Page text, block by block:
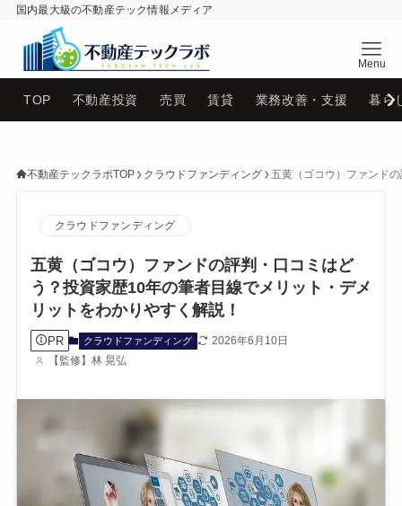
国内最大級の不動産テック情報メディア
不動産テックラボ
TOP 不動産投資 売買 賃貸 業務改善・支援 暮ら
不動産テックラボTOP クラウドファンディング 五黄（ゴコウ）ファンド
クラウドファンディング
五黄（ゴコウ）ファンドの評判・口コミはど
う？投資家歴10年の筆者目線でメリット・デメ
リットをわかりやすく解説！
PR クラウドファンディング
2026年6月10日
【監修】林 晃弘